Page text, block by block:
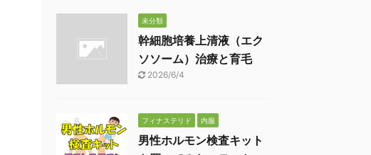
未分類
幹細胞培養上清液（エク
ソソーム）治療と育毛
2026/6/4
フィナステリド 内服
男性ホルモン検査キット